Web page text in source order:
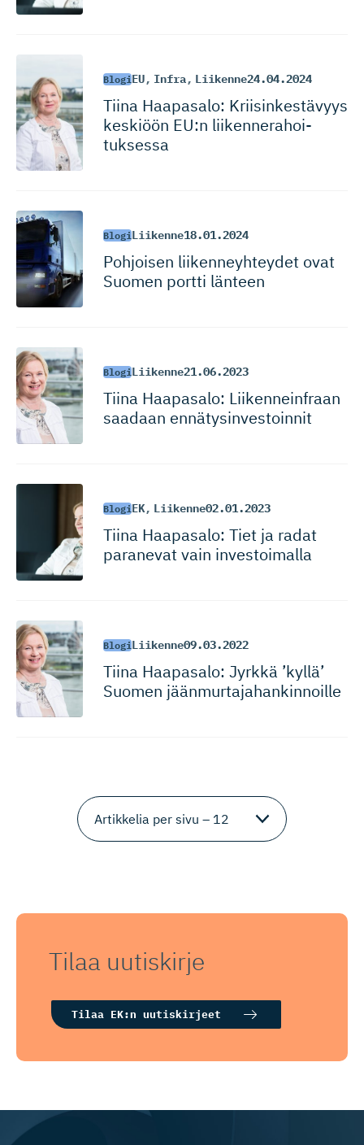
BlogiEU, Infra, Liikenne24.04.2024
Tiina Haapasalo: Kriisinkes­tävyys
keskiöön EU:n liikennera­hoi­
tuksessa
BlogiLiikenne18.01.2024
Pohjoisen liikenneyh­teydet ovat
Suomen portti länteen
BlogiLiikenne21.06.2023
Tiina Haapasalo: Liikenneinfraan
saadaan ennätysin­ves­toinnit
BlogiEK, Liikenne02.01.2023
Tiina Haapasalo: Tiet ja radat
paranevat vain investoimalla
BlogiLiikenne09.03.2022
Tiina Haapasalo: Jyrkkä ’kyllä’
Suomen jäänmurta­ja­han­kin­noille
Tilaa uutiskirje
Tilaa EK:n uutiskirjeet